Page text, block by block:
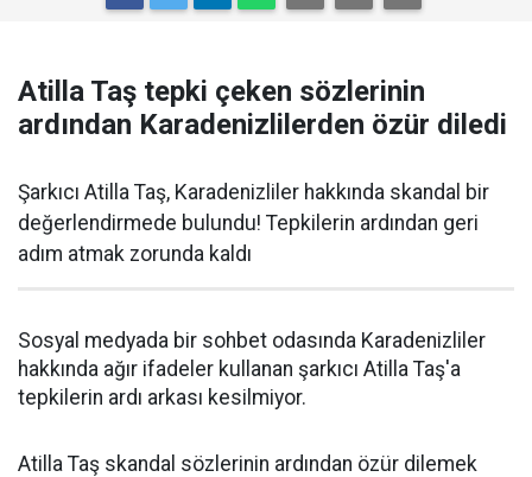
Atilla Taş tepki çeken sözlerinin
ardından Karadenizlilerden özür diledi
Şarkıcı Atilla Taş, Karadenizliler hakkında skandal bir
değerlendirmede bulundu! Tepkilerin ardından geri
adım atmak zorunda kaldı
Sosyal medyada bir sohbet odasında Karadenizliler
hakkında ağır ifadeler kullanan şarkıcı Atilla Taş'a
tepkilerin ardı arkası kesilmiyor.
Atilla Taş skandal sözlerinin ardından özür dilemek